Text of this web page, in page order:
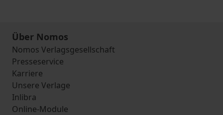
Über Nomos
Nomos Verlagsgesellschaft
Presseservice
Karriere
Unsere Verlage
Inlibra
Online-Module